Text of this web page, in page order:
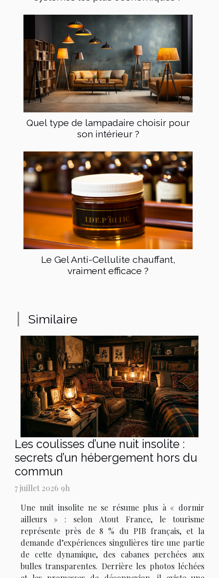
Quel type de lampadaire choisir pour
son intérieur ?
Le Gel Anti-Cellulite chauffant,
vraiment efficace ?
Similaire
Les coulisses d’une nuit insolite :
secrets d’un hébergement hors du
commun
7 juillet 2026 9h
Une nuit insolite ne se résume plus à « dormir
ailleurs » : selon Atout France, le tourisme
représente près de 8 % du PIB français, et la
demande d’expériences singulières tire une partie
de cette dynamique, des cabanes perchées aux
bulles transparentes. Derrière les photos léchées